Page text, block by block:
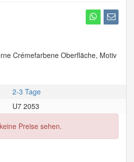
Crémefarbene Oberfläche, Motiv
2-3 Tage
U7 2053
Preise sehen.